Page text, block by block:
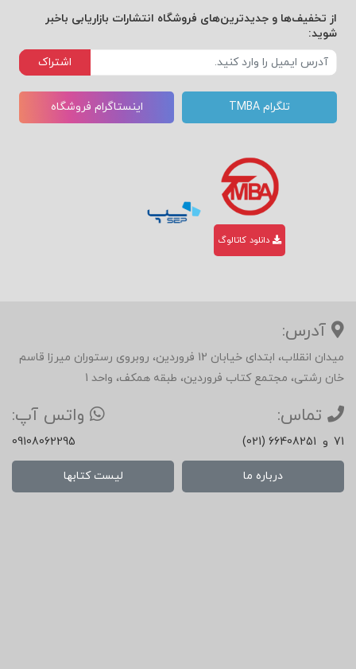
از تخفیف‌ها و جدیدترین‌های فروشگاه انتشارات بازاریابی باخبر
شوید:
اشتراک
تلگرام TMBA اینستاگرام فروشگاه
دانلود کاتالوگ
آدرس:
میدان انقلاب، ابتدای خیابان 12 فروردین، روبروی رستوران میرزا قاسم
خان رشتی، مجتمع کتاب فروردین، طبقه همکف، واحد 1
تماس:
(021) 66408251 و 71
واتس آپ:
09108062295
درباره ما لیست کتابها